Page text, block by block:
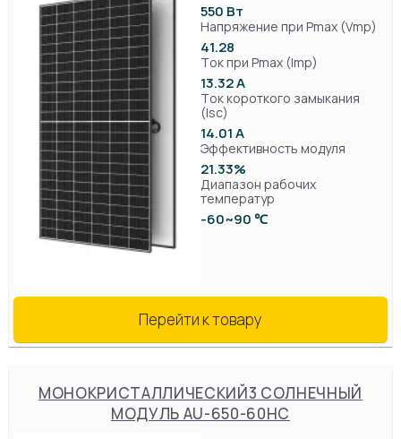
550 Вт
Напряжение при Pmax (Vmp)
41.28
Ток при Pmax (Imp)
13.32 А
Ток короткого замыкания
(Isc)
14.01 А
Эффективность модуля
21.33%
Диапазон рабочих
температур
-60~90 ℃
Перейти к товару
МОНОКРИСТАЛЛИЧЕСКИЙ3 СОЛНЕЧНЫЙ
МОДУЛЬ AU-650-60HC